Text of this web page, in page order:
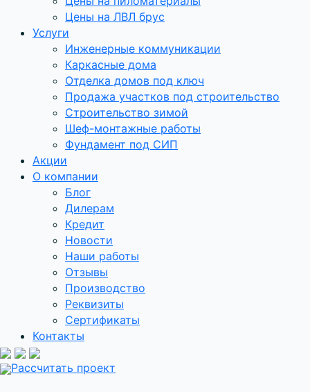
Цены на ЛВЛ брус
Услуги
Инженерные коммуникации
Каркасные дома
Отделка домов под ключ
Продажа участков под строительство
Строительство зимой
Шеф-монтажные работы
Фундамент под СИП
Акции
О компании
Блог
Дилерам
Кредит
Новости
Наши работы
Отзывы
Производство
Реквизиты
Сертификаты
Контакты
Рассчитать проект